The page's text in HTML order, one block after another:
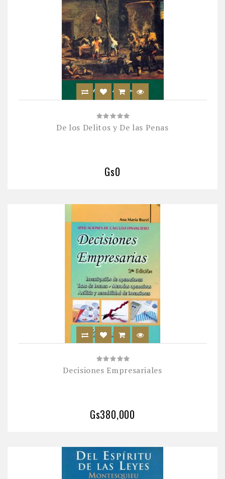
De los Delitos y De las Penas
Gs0
Decisiones Empresariales
Gs380,000